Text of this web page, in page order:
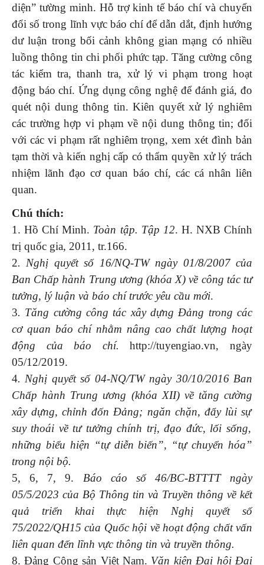
diện” tường minh. Hỗ trợ kinh tế báo chí và chuyển
đổi số trong lĩnh vực báo chí để dẫn dắt, định hướng
dư luận trong bối cảnh không gian mạng có nhiều
luồng thông tin chi phối phức tạp. Tăng cường công
tác kiểm tra, thanh tra, xử lý vi phạm trong hoạt
động báo chí. Ứng dụng công nghệ để đánh giá, đo
quét nội dung thông tin. Kiên quyết xử lý nghiêm
các trường hợp vi phạm về nội dung thông tin; đối
với các vi phạm rất nghiêm trọng, xem xét đình bản
tạm thời và kiến nghị cấp có thẩm quyền xử lý trách
nhiệm lãnh đạo cơ quan báo chí, các cá nhân liên
quan.
Chú thích:
1. Hồ Chí Minh. Toàn tập. Tập 12. H. NXB Chính
trị quốc gia, 2011, tr.166.
2. Nghị quyết số 16/NQ-TW ngày 01/8/2007 của
Ban Chấp hành Trung ương (khóa X) về công tác tư
tưởng, lý luận và báo chí trước yêu cầu mới.
3. Tăng cường công tác xây dựng Đảng trong các
cơ quan báo chí nhằm nâng cao chất lượng hoạt
động của báo chí. http://tuyengiao.vn, ngày
05/12/2019.
4. Nghị quyết số 04-NQ/TWngày 30/10/2016 Ban
Chấp hành Trung ương (khóa XII) về tăng cường
xây dựng, chỉnh đốn Đảng; ngăn chặn, đẩy lùisự
suy thoái về tư tưởng chính trị, đạo đức, lối sống,
những biểu hiện “tự diễn biến”, “tự chuyển hóa”
trong nội bộ.
5, 6, 7, 9. Báo cáo số 46/BC-BTTTT ngày
05/5/2023 của Bộ Thông tin và Truyền thông về kết
quả triển khai thực hiện Nghị quyết số
75/2022/QH15 của Quốc hội về hoạt động chất vấn
liên quan đến lĩnh vực thông tin và truyền thông.
8. Đảng Cộng sản Việt Nam. Văn kiện Đại hội Đại